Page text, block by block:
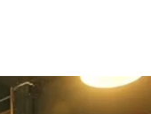
しました
りのお店をご覧くださ